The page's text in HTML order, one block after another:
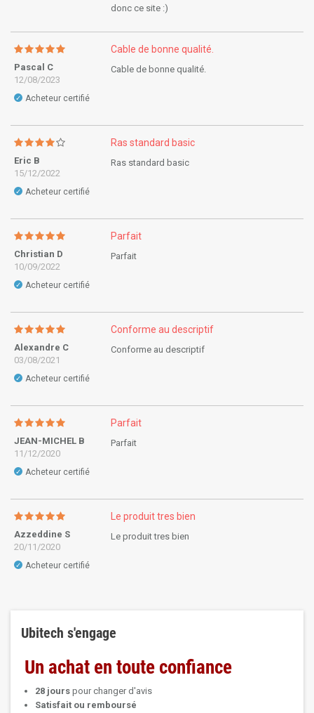
donc ce site :)
Pascal C
12/08/2023
✓ Acheteur certifié
Cable de bonne qualité.
Cable de bonne qualité.
Eric B
15/12/2022
✓ Acheteur certifié
Ras standard basic
Ras standard basic
Christian D
10/09/2022
✓ Acheteur certifié
Parfait
Parfait
Alexandre C
03/08/2021
✓ Acheteur certifié
Conforme au descriptif
Conforme au descriptif
JEAN-MICHEL B
11/12/2020
✓ Acheteur certifié
Parfait
Parfait
Azzeddine S
20/11/2020
✓ Acheteur certifié
Le produit tres bien
Le produit tres bien
Ubitech s'engage
Un achat en toute confiance
28 jours pour changer d'avis
Satisfait ou remboursé